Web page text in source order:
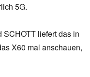
5G.
SCHOTT liefert das in
X60 mal anschauen,